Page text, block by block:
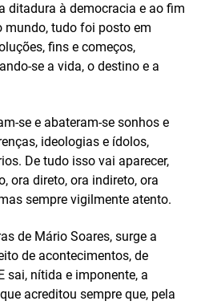
ditadura à democracia e ao fim
mundo, tudo foi posto em
fins e começos,
se a vida, o destino e a
se e abateram-se sonhos e
ideologias e ídolos,
De tudo isso vai aparecer,
ora direto, ora indireto, ora
sempre vigilmente atento.
de Mário Soares, surge a
de acontecimentos, de
sai, nítida e imponente, a
acreditou sempre que, pela